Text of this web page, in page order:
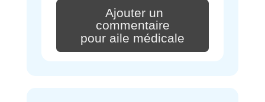
Ajouter un
commentaire
pour aile médicale